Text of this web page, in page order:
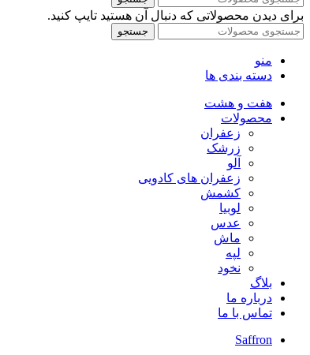
برای دیدن محصولاتی که دنبال آن هستید تایپ کنید.
جستجو
منو
دسته بندی ها
هفت و هشت
محصولات
زعفران
زرشک
آلو
زعفران های کادویی
کشمش
لوبیا
عدس
ماش
لپه
نخود
بلاگ
درباره ما
تماس با ما
Saffron